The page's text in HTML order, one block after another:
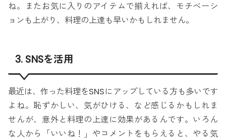
ね。またお気に入りのアイテムで揃えれば、モチベーシ
ョンも上がり、料理の上達も早いかもしれません。
3. SNSを活用
最近は、作った料理をSNSにアップしている方も多いです
よね。恥ずかしい、気がひける、など感じるかもしれま
せんが、意外と料理の上達に効果があるんです。いろん
な人から「いいね！」やコメントをもらえると、やる気